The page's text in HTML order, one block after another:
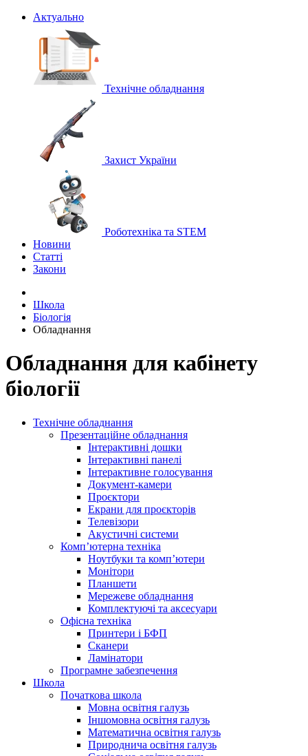
Актуально
Технічне обладнання
Захист України
Роботехніка та STEM
Новини
Статті
Закони
Школа
Біологія
Обладнання
Обладнання для кабінету
біології
Технічне обладнання
Презентаційне обладнання
Інтерактивні дошки
Інтерактивні панелі
Інтерактивне голосування
Документ-камери
Проєктори
Екрани для проєкторів
Телевізори
Акустичні системи
Комп’ютерна техніка
Ноутбуки та комп’ютери
Монітори
Планшети
Мережеве обладнання
Комплектуючі та аксесуари
Офісна техніка
Принтери і БФП
Сканери
Ламінатори
Програмне забезпечення
Школа
Початкова школа
Мовна освітня галузь
Іншомовна освітня галузь
Математична освітня галузь
Природнича освітня галузь